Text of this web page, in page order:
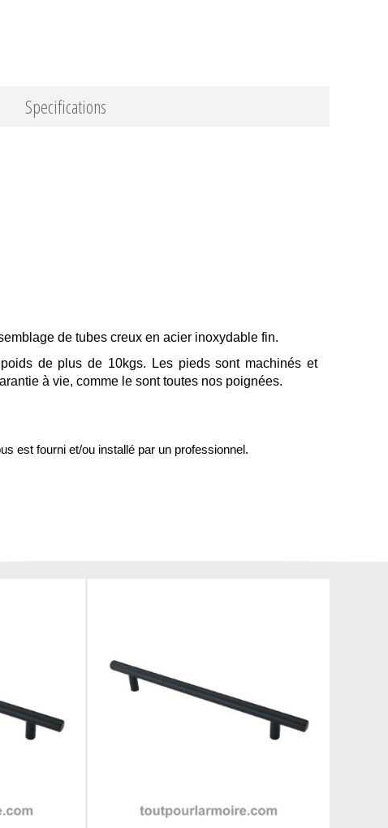
Specifications
de tubes creux en acier inoxydable fin.
de plus de 10kgs. Les pieds sont machinés et
à vie, comme le sont toutes nos poignées.
est fourni et/ou installé par un professionnel.